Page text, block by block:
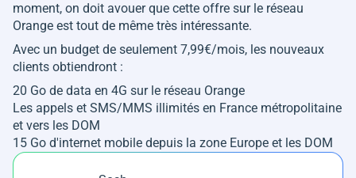
moment, on doit avouer que cette offre sur le réseau
Orange est tout de même très intéressante.
Avec un budget de seulement 7,99€/mois, les nouveaux
clients obtiendront :
20 Go de data en 4G sur le réseau Orange
Les appels et SMS/MMS illimités en France métropolitaine
et vers les DOM
15 Go d'internet mobile depuis la zone Europe et les DOM